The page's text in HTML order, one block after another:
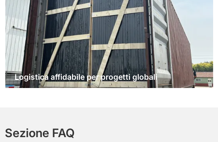
Logistica affidabile per progetti globali
Sezione FAQ